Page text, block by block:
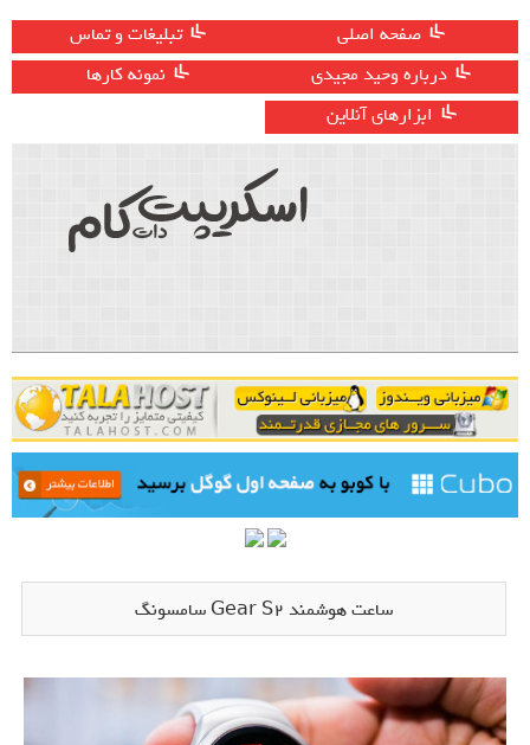
صفحه اصلی
تبلیغات و تماس
درباره وحید مجیدی
نمونه کارها
ابزارهای آنلاین
ساعت هوشمند Gear S2 سامسونگ